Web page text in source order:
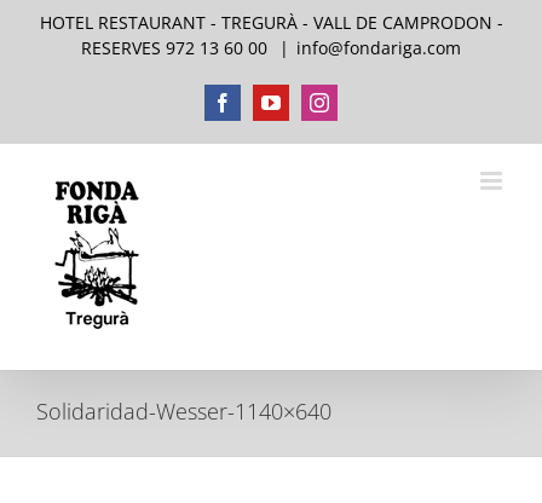
HOTEL RESTAURANT - TREGURÀ - VALL DE CAMPRODON -
RESERVES 972 13 60 00
| info@fondariga.com
FacebookYouTubeInstagram
Solidaridad-Wesser-1140×640